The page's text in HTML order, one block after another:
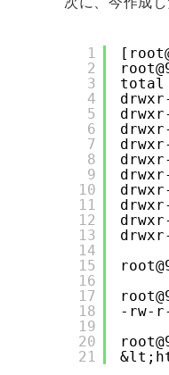
1
2
3
4
5
6
7
8
9
10
11
12
13
14
15
16
17
18
19
20
21
total
-rw-